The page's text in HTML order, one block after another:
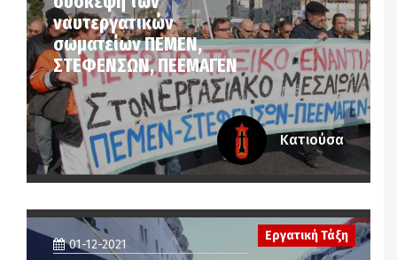
ναυτεργατικών
σωματείων ΠΕΜΕΝ,
ΣΤΕΦΕΝΣΩΝ, ΠΕΕΜΑΓΕΝ
Κατιούσα
01-12-2021
Εργατική Τάξη